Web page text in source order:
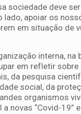
sociedade deve
lado, apoiar os
em situação de
interna, na
em refletir
da pesquisa
social, da
organismos
novas “Covid-19”